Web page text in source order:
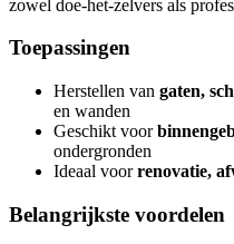
zowel doe-het-zelvers als
Toepassingen
Herstellen van gaten,
en wanden
Geschikt voor
ondergronden
Ideaal voorrenovatie,
Belangrijkste voordelen